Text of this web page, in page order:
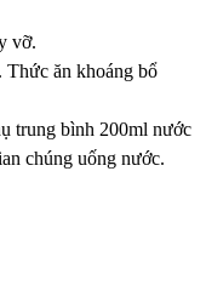
vỡ.
Thức ăn khoáng bổ
trung bình 200ml nước
chúng uống nước.